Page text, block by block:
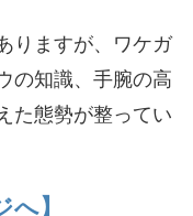
りますが、ワケガ
の知識、手腕の高
た態勢が整ってい
】